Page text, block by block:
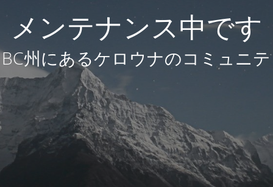
メンテナンス中です
州にあるケロウナのコミュニ